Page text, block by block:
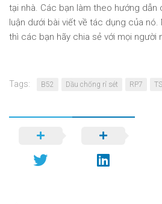
tại nhà. Các bạn làm theo hướng dẫn
luận dưới bài viết về tác dụng của
thì các bạn hãy chia sẻ với mọi người
Tags: B52 Dầu chống rỉ sét RP7